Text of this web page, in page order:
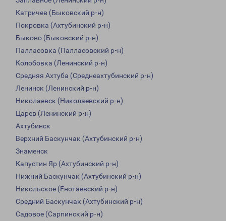
Катричев (Быковский р-н)
Покровка (Ахтубинский р-н)
Быково (Быковский р-н)
Палласовка (Палласовский р-н)
Колобовка (Ленинский р-н)
Средняя Ахтуба (Среднеахтубинский р-н)
Ленинск (Ленинский р-н)
Николаевск (Николаевский р-н)
Царев (Ленинский р-н)
Ахтубинск
Верхний Баскунчак (Ахтубинский р-н)
Знаменск
Капустин Яр (Ахтубинский р-н)
Нижний Баскунчак (Ахтубинский р-н)
Никольское (Енотаевский р-н)
Средний Баскунчак (Ахтубинский р-н)
Садовое (Сарпинский р-н)